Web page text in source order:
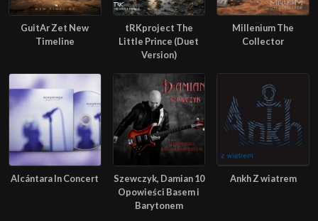
GuitAr Zet New
Timeline
tRKproject The
Little Prince (Duet
Version)
Millenium The
Collector
Alcántara In Concert
Szewczyk, Damian 10
Opowieści Basem i
Barytonem
Ankh Z wiatrem